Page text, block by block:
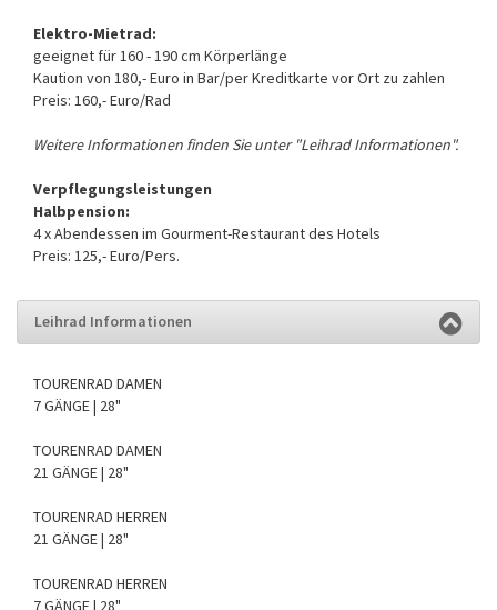
Elektro-Mietrad:
geeignet für 160 - 190 cm Körperlänge
Kaution von 180,- Euro in Bar/per Kreditkarte vor Ort zu zahlen
Preis: 160,- Euro/Rad
Weitere Informationen finden Sie unter "Leihrad Informationen".
Verpflegungsleistungen
Halbpension:
4 x Abendessen im Gourment-Restaurant des Hotels
Preis: 125,- Euro/Pers.
Leihrad Informationen
TOURENRAD DAMEN
7 GÄNGE | 28"
TOURENRAD DAMEN
21 GÄNGE | 28"
TOURENRAD HERREN
21 GÄNGE | 28"
TOURENRAD HERREN
7 GÄNGE | 28"